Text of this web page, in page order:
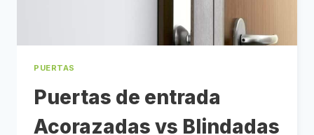
SEPARADORES
DE
MADERA.
PUERTAS
Puertas de entrada
Acorazadas vs Blindadas